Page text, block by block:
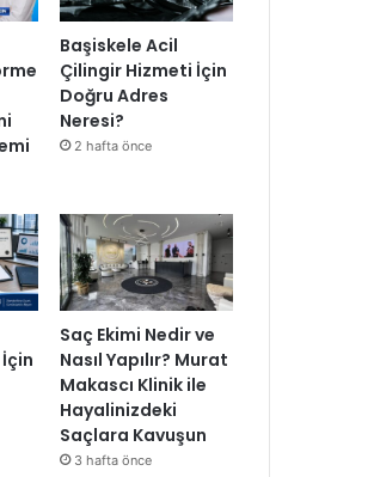
Başiskele Acil
Çilingir Hizmeti İçin
Doğru Adres
Neresi?
2 hafta önce
Saç Ekimi Nedir ve
Nasıl Yapılır? Murat
Makascı Klinik ile
Hayalinizdeki
Saçlara Kavuşun
3 hafta önce